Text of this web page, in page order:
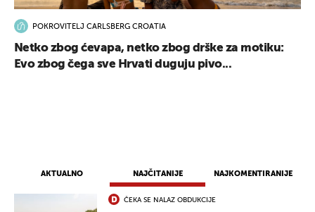
AKTUALNO NAJČITANIJE NAJKOMENTIRANIJE
ČEKA SE NALAZ OBDUKCIJE
POKROVITELJ CARLSBERG CROATIA
Netko zbog ćevapa, netko zbog drške za motiku:
Evo zbog čega sve Hrvati duguju pivo...